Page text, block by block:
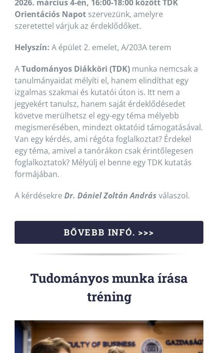
2026. március 4-én, 16:00-18:00 között TDK
Orientációs Napotszervezünk, amelyre
szeretettel várjuk az érdeklődőket.
Helyszín: A épület 2. emelet, A/203A terem
ATudományos Diákköri (TDK) munka nemcsak a
tanulmányaidat mélyíti el, hanem elindíthat egy
izgalmas szakmai és kutatói úton is. Itt nem a
jegyekért tanulsz, hanem saját érdeklődésedet
követve merülhetsz el egy-egy téma mélyebb
megismerésében, mindezt oktatóid támogatásával.
Van egy kérdés, ami régóta foglalkoztat? Érdekel
egy téma, amivel a tanórákon csak érintőlegesen
foglalkoztatok? Mélyülj el benne egy TDK kutatás
formájában.
A kérdésekre Dr. Dániel Zoltán András válaszol.
BŐVEBB INFÓ. >>>
Tudományos munka írása
tréning